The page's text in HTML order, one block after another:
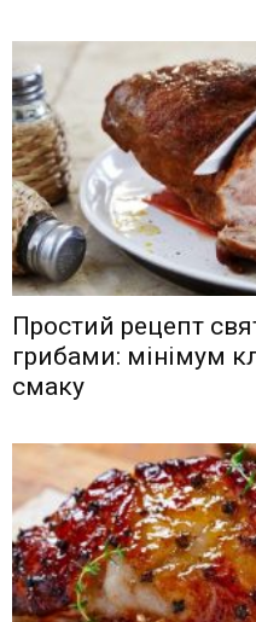
Простий рецепт
грибами: мінімум
смаку